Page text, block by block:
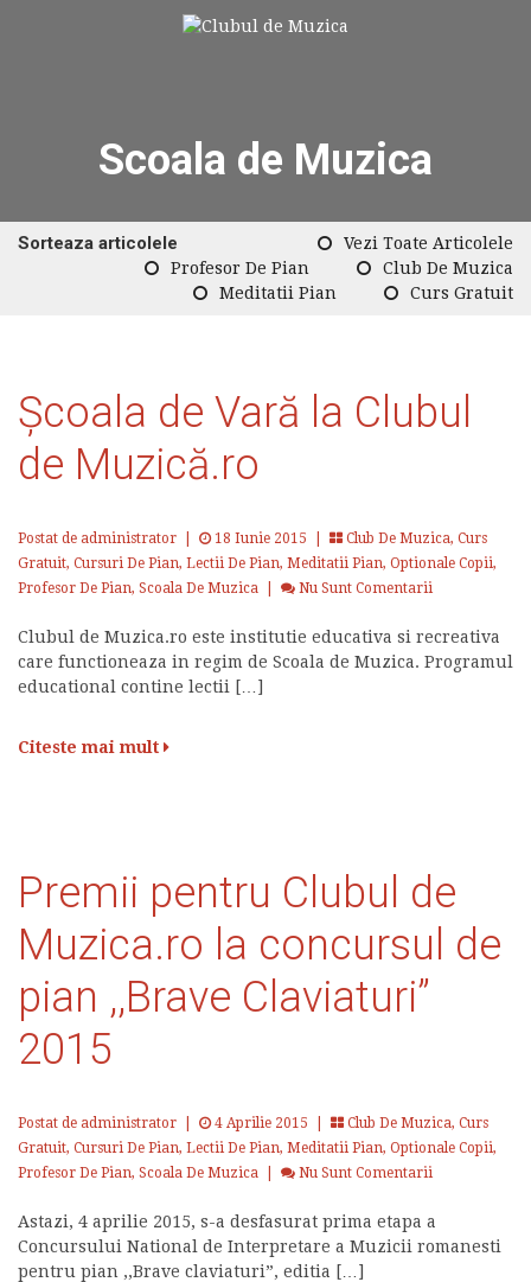
Scoala de Muzica
Sorteaza articolele
Vezi Toate Articolele
Profesor De Pian
Club De Muzica
Meditatii Pian
Curs Gratuit
Şcoala de Vară la Clubul
de Muzică.ro
Postat de administrator 18 Iunie 2015 | Club De Muzica, Curs
Gratuit, Cursuri De Pian, Lectii De Pian, Meditatii Pian, Optionale Copii,
Profesor De Pian, Scoala De Muzica Nu Sunt Comentarii
Clubul de Muzica.ro este institutie educativa si recreativa
care functioneaza in regim de Scoala de Muzica. Programul
educational contine lectii […]
Citeste mai mult
Premii pentru Clubul de
Muzica.ro la concursul de
pian ,,Brave Claviaturi”
2015
Postat de administrator 4 Aprilie 2015 | Club De Muzica, Curs
Gratuit, Cursuri De Pian, Lectii De Pian, Meditatii Pian, Optionale Copii,
Profesor De Pian, Scoala De Muzica Nu Sunt Comentarii
Astazi, 4 aprilie 2015, s-a desfasurat prima etapa a
Concursului National de Interpretare a Muzicii romanesti
pentru pian ,,Brave claviaturi”, editia […]